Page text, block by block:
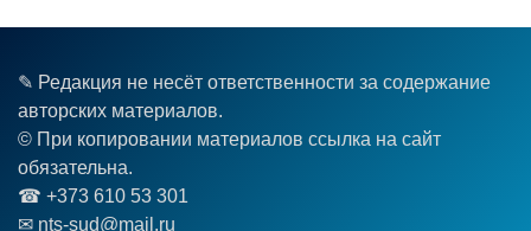
✎ Редакция не несёт ответственности за содержание
авторских материалов.
© При копировании материалов ссылка на сайт
обязательна.
☎︎ +373 610 53 301
✉ nts-sud@mail.ru